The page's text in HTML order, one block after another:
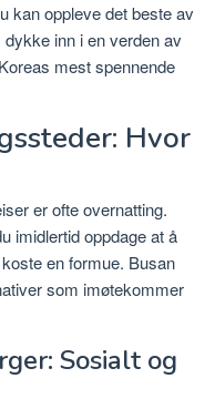
kan oppleve det beste av
inn i en verden av
mest spennende
Hvor
er ofte overnatting.
imidlertid oppdage at å
en formue. Busan
som imøtekommer
Sosialt og